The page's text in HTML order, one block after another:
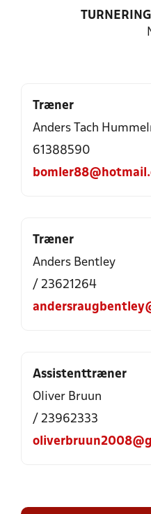
Træner
Anders Tach
61388590
Træner
Anders Bentley
/ 23621264
Assistenttræner
Oliver Bruun
/ 23962333